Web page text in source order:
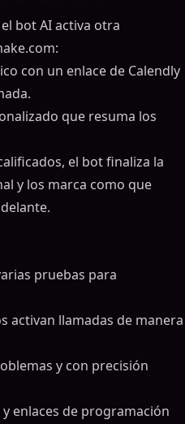
bot AI activa otra
con un enlace de Calendly
que resuma los
el bot finaliza la
y los marca como que
pruebas para
activan llamadas de manera
y con precisión
enlaces de programación